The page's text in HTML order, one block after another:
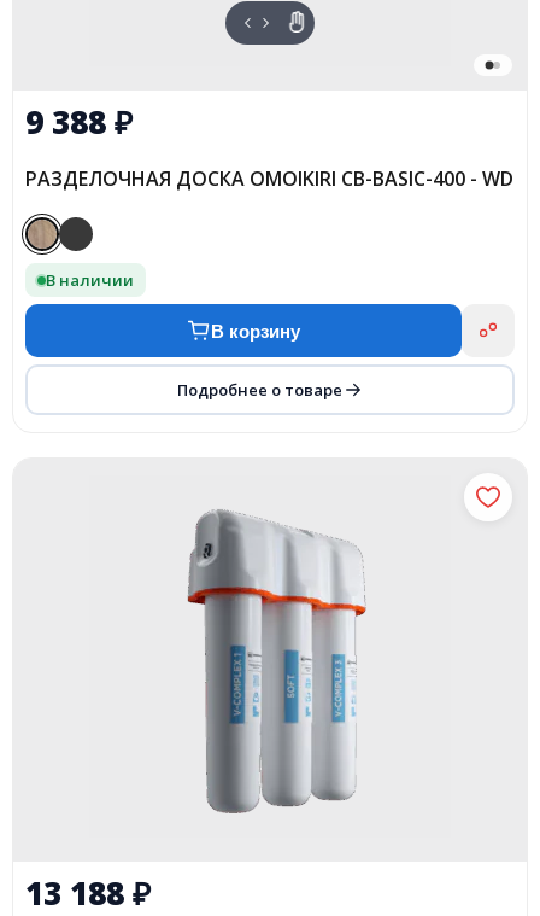
9 388₽
РАЗДЕЛОЧНАЯ ДОСКА OMOIKIRI CB-BASIC-400 - WD
В наличии
В корзину
Подробнее о товаре
13 188₽